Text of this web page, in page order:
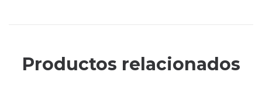
Productos relacionados